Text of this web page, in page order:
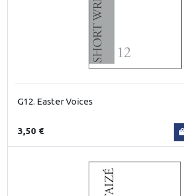
G12. Easter Voices
3,50 €